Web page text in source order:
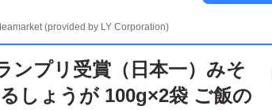
(provided by LY Corporation)
ンプリ受賞（日本一）みそ
しょうが 100g×2袋 ご飯の